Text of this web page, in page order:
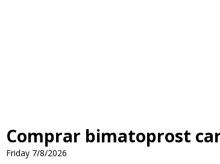
Comprar bimatoprost
Friday 7/8/2026